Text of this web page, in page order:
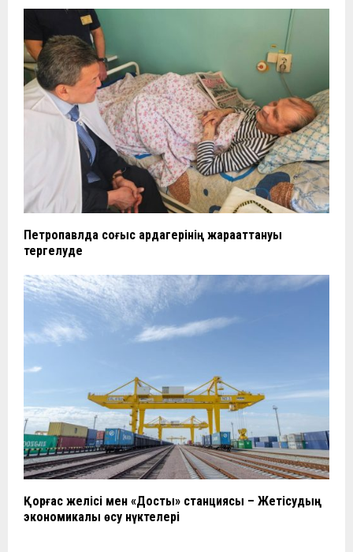
Петропавлда соғыс ардагерінің жарақаттануы
тергелуде
Қорғас желісі мен «Достық» станциясы – Жетісудың
экономикалық өсу нүктелері